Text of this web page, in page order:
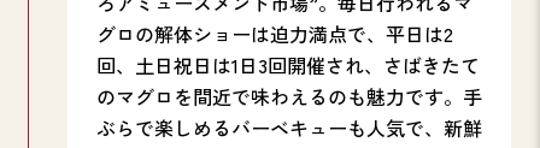
グロの解体ショーは迫力満点で、平日は2
回、 土日祝日は1日3回開催され、さばきたて
のマグロを間近で味わえるのも魅力です。手
ぶらで楽しめるバーベキューも人気で、新鮮